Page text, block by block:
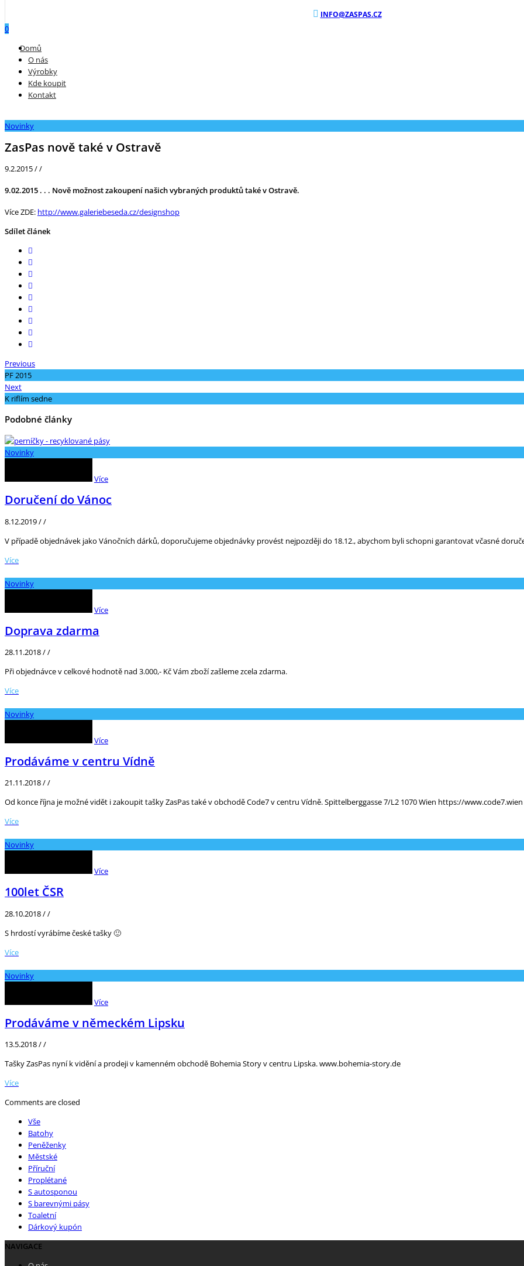
INFO@ZASPAS.CZ
0
Domů
O nás
Výrobky
Kde koupit
Kontakt
Novinky
ZasPas nově také v Ostravě
9.2.2015//
9.02.2015 . . . Nově možnost zakoupení našich vybraných produktů také v Ostravě.
Více ZDE: http://www.galeriebeseda.cz/designshop
Sdílet článek
Previous
PF 2015
Next
K riflím sedne
Podobné články
Novinky
Více
Doručení do Vánoc
8.12.2019//
V případě objednávek jako Vánočních dárků, doporučujeme objednávky provést nejpozději do 18.12., abychom byli schopni garantovat včasné
Více
Novinky
Více
Doprava zdarma
28.11.2018//
Při objednávce v celkové hodnotě nad 3.000,- Kč Vám zboží zašleme zcela zdarma.
Více
Novinky
Více
Prodáváme v centru Vídně
21.11.2018//
Od konce října je možné vidět i zakoupit tašky ZasPas také v obchodě Code7 v centru Vídně. Spittelberggasse 7/L2 1070 Wien https://www.code7.wien
Více
Novinky
Více
100let ČSR
28.10.2018//
S hrdostí vyrábíme české tašky 🙂
Více
Novinky
Více
Prodáváme v německém Lipsku
13.5.2018//
Tašky ZasPas nyní k vidění a prodeji v kamenném obchodě Bohemia Story v centru Lipska. www.bohemia-story.de
Více
Comments are closed
Vše
Batohy
Peněženky
Městské
Příruční
Proplétané
S autosponou
S barevnými pásy
Toaletní
Dárkový kupón
NAVIGACE